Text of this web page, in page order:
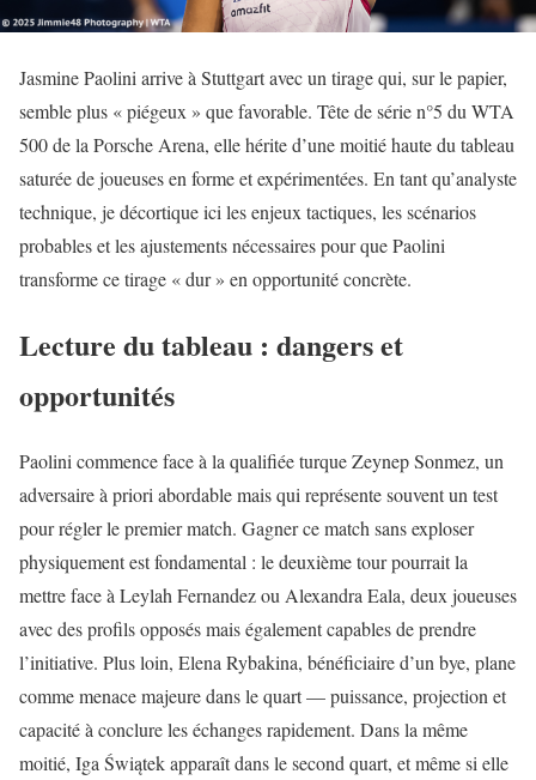
Jasmine Paolini arrive à Stuttgart avec un tirage qui, sur le papier,
semble plus « piégeux » que favorable. Tête de série n°5 du WTA
500 de la Porsche Arena, elle hérite d’une moitié haute du tableau
saturée de joueuses en forme et expérimentées. En tant qu’analyste
technique, je décortique ici les enjeux tactiques, les scénarios
probables et les ajustements nécessaires pour que Paolini
transforme ce tirage « dur » en opportunité concrète.
Lecture du tableau : dangers et
opportunités
Paolini commence face à la qualifiée turque Zeynep Sonmez, un
adversaire à priori abordable mais qui représente souvent un test
pour régler le premier match. Gagner ce match sans exploser
physiquement est fondamental : le deuxième tour pourrait la
mettre face à Leylah Fernandez ou Alexandra Eala, deux joueuses
avec des profils opposés mais également capables de prendre
l’initiative. Plus loin, Elena Rybakina, bénéficiaire d’un bye, plane
comme menace majeure dans le quart — puissance, projection et
capacité à conclure les échanges rapidement. Dans la même
moitié, Iga Świątek apparaît dans le second quart, et même si elle